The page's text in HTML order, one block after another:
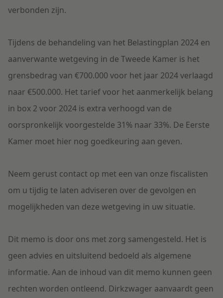
verbonden zijn.
Tijdens de behandeling van het Belastingplan 2024 en
aanverwante wetgeving in de Tweede Kamer is het
grensbedrag van €700.000 voor het jaar 2024 verlaagd
naar €500.000. Het tarief voor het aanmerkelijk belang
in box 2 voor 2024 is extra verhoogd van de
oorspronkelijk voorgestelde 31% naar 33%. De Eerste
Kamer moet hier nog goedkeuring aan geven.
Neem gerust contact op met een van onze fiscalisten
om u tijdig te laten adviseren over de gevolgen en
mogelijkheden van deze wetgeving in uw situatie.
Dit memo is door ons met zorg samengesteld. Het is
geen advies en uitsluitend bedoeld als algemene
informatie. Aan de inhoud van dit memo kunnen geen
rechten worden ontleend. Dirkzwager aanvaardt geen